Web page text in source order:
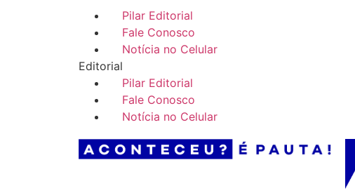
Pilar Editorial
Fale Conosco
Notícia no Celular
Editorial
Pilar Editorial
Fale Conosco
Notícia no Celular